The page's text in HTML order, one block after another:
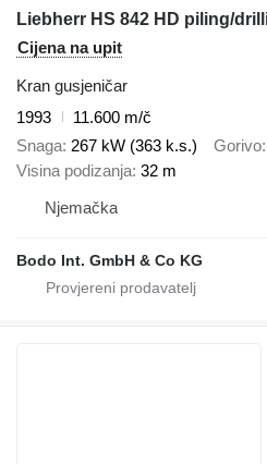
Liebherr HS 842 HD piling/
Cijena na upit
Kran gusjeničar
1993
11.600 m/č
Snaga 267 kW (363 k.s.) Gorivo
Visina podizanja 32 m
Njemačka
Bodo Int. GmbH & Co KG